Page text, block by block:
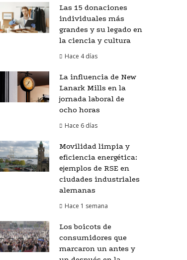
Las 15 donaciones
individuales más
grandes y su legado en
la ciencia y cultura
Hace 4 días
La influencia de New
Lanark Mills en la
jornada laboral de
ocho horas
Hace 6 días
Movilidad limpia y
eficiencia energética:
ejemplos de RSE en
ciudades industriales
alemanas
Hace 1 semana
Los boicots de
consumidores que
marcaron un antes y